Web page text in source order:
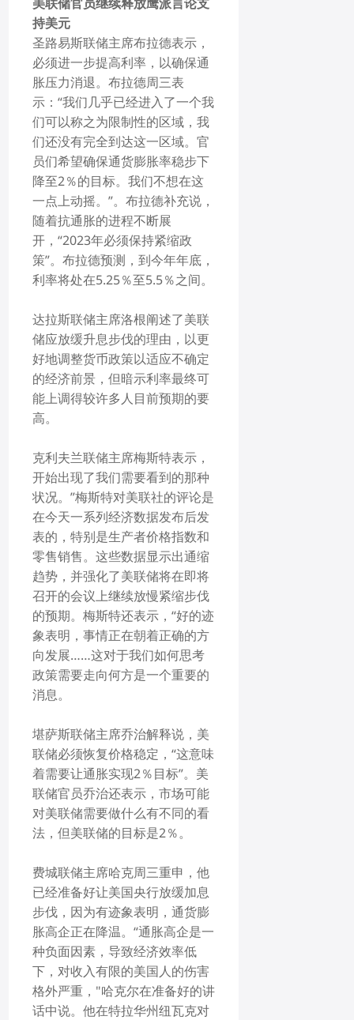
持美元
圣路易斯联储主席布拉德表示，
必须进一步提高利率，以确保通
胀压力消退。布拉德周三表
示：“我们几乎已经进入了一个我
们可以称之为限制性的区域，我
们还没有完全到达这一区域。官
员们希望确保通货膨胀率稳步下
降至2％的目标。我们不想在这
一点上动摇。”。布拉德补充说，
随着抗通胀的进程不断展
开，“2023年必须保持紧缩政
策”。布拉德预测，到今年年底，
利率将处在5.25％至5.5％之间。
达拉斯联储主席洛根阐述了美联
储应放缓升息步伐的理由，以更
好地调整货币政策以适应不确定
的经济前景，但暗示利率最终可
能上调得较许多人目前预期的要
高。
克利夫兰联储主席梅斯特表示，
开始出现了我们需要看到的那种
状况。”梅斯特对美联社的评论是
在今天一系列经济数据发布后发
表的，特别是生产者价格指数和
零售销售。这些数据显示出通缩
趋势，并强化了美联储将在即将
召开的会议上继续放慢紧缩步伐
的预期。梅斯特还表示，“好的迹
象表明，事情正在朝着正确的方
向发展……这对于我们如何思考
政策需要走向何方是一个重要的
消息。
堪萨斯联储主席乔治解释说，美
联储必须恢复价格稳定，“这意味
着需要让通胀实现2％目标”。美
联储官员乔治还表示，市场可能
对美联储需要做什么有不同的看
法，但美联储的目标是2％。
费城联储主席哈克周三重申，他
已经准备好让美国央行放缓加息
步伐，因为有迹象表明，通货膨
胀高企正在降温。“通胀高企是一
种负面因素，导致经济效率低
下，对收入有限的美国人的伤害
格外严重，"哈克尔在准备好的讲
话中说。他在特拉华州纽瓦克对